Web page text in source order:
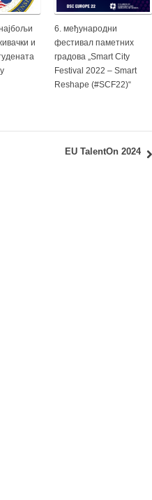
и
6. међународни
фестивал паметних
градова „Smart City
Festival 2022 – Smart
Reshape (#SCF22)“
EU TalentOn 2024